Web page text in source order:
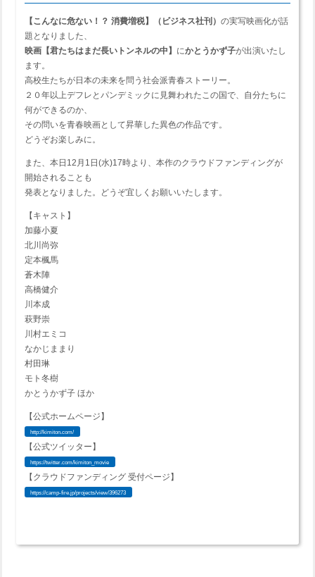
【こんなに危ない！？ 消費増税】（ビジネス社刊） の実写映画化が話
題となりました、
映画【君たちはまだ長いトンネルの中】 にかとうかず子が出演いたし
ます。
高校生たちが日本の未来を問う社会派青春ストーリー。
２０年以上デフレとパンデミックに見舞われたこの国で、自分たちに
何ができるのか、
その問いを青春映画として昇華した異色の作品です。
どうぞお楽しみに。
また、本日12月1日(水)17時より、本作のクラウドファンディングが
開始されることも
発表となりました。どうぞ宜しくお願いいたします。
【キャスト】
加藤小夏
北川尚弥
定本楓馬
蒼木陣
高橋健介
川本成
萩野崇
川村エミコ
なかじままり
村田琳
モト冬樹
かとうかず子 ほか
【公式ホームページ】
http://kimiton.com/
【公式ツイッター】
https://twitter.com/kimiton_movie
【クラウドファンディング 受付ページ】
https://camp-fire.jp/projects/view/396273